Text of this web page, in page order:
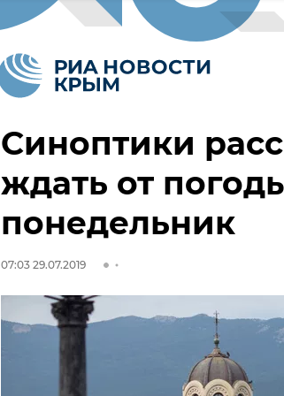
Синоптики
ждать от
понедельник
07:03 29.07.2019